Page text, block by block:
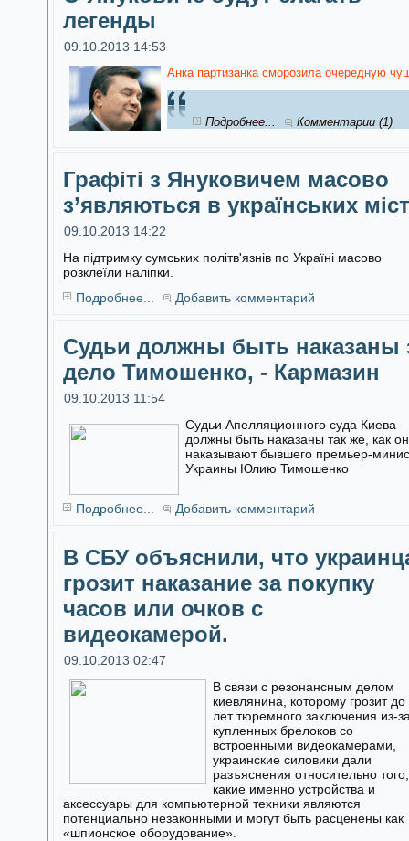
легенды
09.10.2013 14:53
Анка партизанка сморозила очередную
Подробнее... Комментарии (1)
Графіті з Януковичем масово
з’являються в українських
09.10.2013 14:22
На підтримку сумських політв'язнів по Україні масово
розклеїли наліпки.
Подробнее...
Добавить комментарий
Судьи должны быть наказаны
дело Тимошенко, - Кармазин
09.10.2013 11:54
Судьи Апелляционного суда Киева
должны быть наказаны так же, как
наказывают бывшего премьер-
Украины Юлию Тимошенко
Подробнее... Добавить комментарий
В СБУ объяснили, что
грозит наказание за покупку
часов или очков с
видеокамерой.
09.10.2013 02:47
В связи с резонансным делом
киевлянина, которому грозит до
лет тюремного заключения из-
купленных брелоков со
встроенными видеокамерами,
украинские силовики дали
разъяснения относительно того,
какие именно устройства и
аксессуары для компьютерной техники являются
потенциально незаконными и могут быть расценены как
«шпионское оборудование».